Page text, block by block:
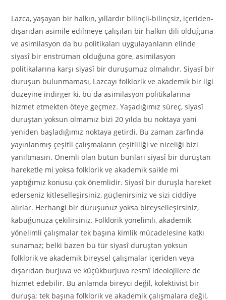
Lazca, yaşayan bir halkın, yıllardır bilinçli-bilinçsiz, içeriden-
dışarıdan asimile edilmeye çalışılan bir halkın dili olduğuna
ve asimilasyon da bu politikaları uygulayanların elinde
siyasî bir enstrüman olduğuna göre, asimilasyon
politikalarına karşı siyasî bir duruşumuz olmalıdır. Siyasî bir
duruşun bulunmaması, Lazcayı folklorik ve akademik bir ilgi
düzeyine indirger ki, bu da asimilasyon politikalarına
hizmet etmekten öteye geçmez. Yaşadığımız süreç, siyasî
duruştan yoksun olmamız bizi 20 yılda bu noktaya yani
yeniden başladığımız noktaya getirdi. Bu zaman zarfında
yayınlanmış çeşitli çalışmaların çeşitliliği ve niceliği bizi
yanıltmasın. Önemli olan bütün bunları siyasî bir duruştan
hareketle mi yoksa folklorik ve akademik saikle mi
yaptığımız konusu çok önemlidir. Siyasî bir duruşla hareket
ederseniz kitleselleşirsiniz, güçlenirsiniz ve sizi ciddîye
alırlar. Herhangi bir duruşunuz yoksa bireyselleşirsiniz,
kabuğunuza çekilirsiniz. Folklorik yönelimli, akademik
yönelimli çalışmalar tek başına kimlik mücadelesine katkı
sunamaz; belki bazen bu tür siyasî duruştan yoksun
folklorik ve akademik bireysel çalışmalar içeriden veya
dışarıdan burjuva ve küçükburjuva resmî ideolojilere de
hizmet edebilir. Bu anlamda bireyci değil, kolektivist bir
duruşa; tek başına folklorik ve akademik çalışmalara değil,